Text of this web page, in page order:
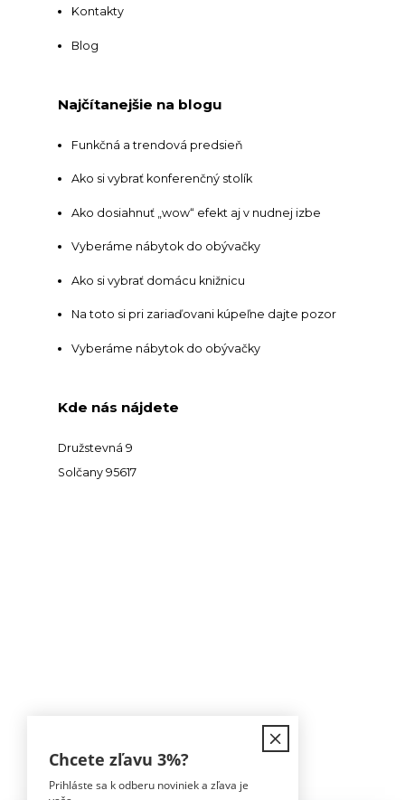
Kontakty
Blog
Najčítanejšie na blogu
Funkčná a trendová predsieň
Ako si vybrať konferenčný stolík
Ako dosiahnuť „wow“ efekt aj v nudnej izbe
Vyberáme nábytok do obývačky
Ako si vybrať domácu knižnicu
Na toto si pri zariaďovani kúpeľne dajte pozor
Vyberáme nábytok do obývačky
Kde nás nájdete
Družstevná 9
Solčany 95617
Tomáš Hula
Chcete zľavu 3%?
Prihláste sa k odberu noviniek a zľava je